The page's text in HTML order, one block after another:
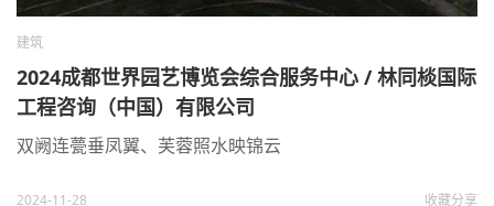
建筑
2024成都世界园艺博览会综合服务中心 / 林同棪国际
工程咨询（中国）有限公司
双阙连甍垂凤翼、芙蓉照水映锦云
2024-11-28 收藏分享